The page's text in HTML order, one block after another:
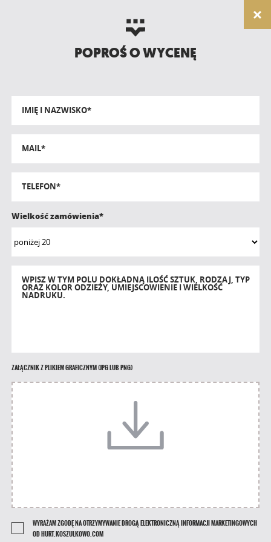
POPROŚ O WYCENĘ
IMIĘ I NAZWISKO*
MAIL*
TELEFON*
Wielkość zamówienia*
WPISZ W TYM POLU DOKŁADNĄ ILOŚĆ SZTUK, RODZAJ, TYP
ORAZ KOLOR ODZIEŻY, UMIEJSCOWIENIE I WIELKOŚĆ
NADRUKU.
ZAŁĄCZNIK Z PLIKIEM GRAFICZNYM (JPG LUB PNG)
WYRAŻAM ZGODĘ NA OTRZYMYWANIE DROGĄ ELEKTRONICZNĄ INFORMACJI MARKETINGOWYCH
OD HURT.KOSZULKOWO.COM